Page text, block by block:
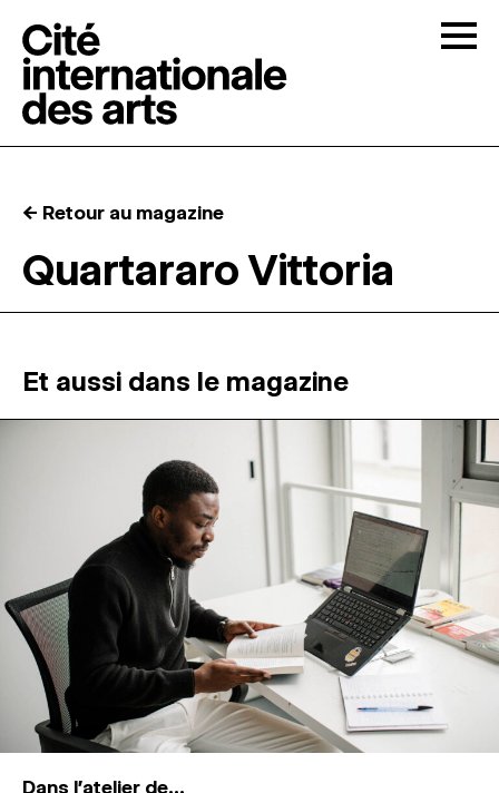
RÉSIDENCES ↓
ATELIERS OUVERTS
ESPACES DE PRATIQUE ARTISTIQUE ↓
Recherche
Connexion
↓
← Retour au magazine
Quartararo Vittoria
Et aussi dans le magazine
Dans l'atelier de...